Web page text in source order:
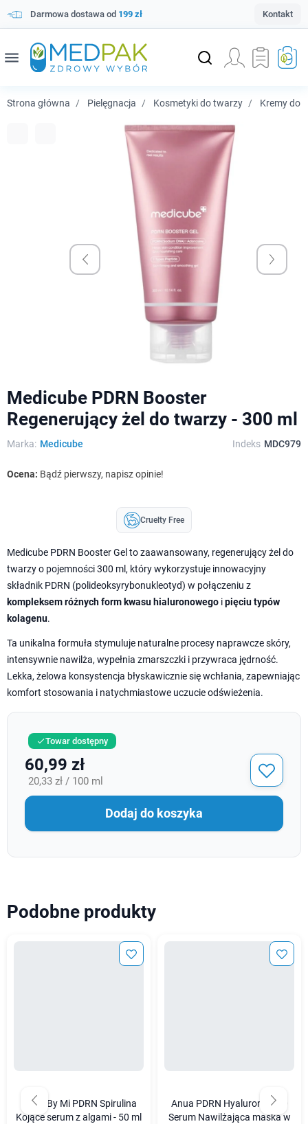
Darmowa dostawa od 199 zł Kontakt
menu
Strona główna Pielęgnacja Kosmetyki do twarzy Kremy do
Medicube PDRN Booster
Regenerujący żel do twarzy - 300 ml
Marka: Medicube Indeks MDC979
Ocena: Bądź pierwszy, napisz opinie!
Cruelty Free
Medicube PDRN Booster Gel to zaawansowany, regenerujący żel do
twarzy o pojemności 300 ml, który wykorzystuje innowacyjny
składnik PDRN (polideoksyrybonukleotyd) w połączeniu z
kompleksem różnych form kwasu hialuronowego ipięciu typów
kolagenu.
Ta unikalna formuła stymuluje naturalne procesy naprawcze skóry,
intensywnie nawilża, wypełnia zmarszczki i przywraca jędrność.
Lekka, żelowa konsystencja błyskawicznie się wchłania, zapewniając
komfort stosowania i natychmiastowe uczucie odświeżenia.
Towar dostępny
60,99 zł
20,33 zł / 100 ml
Dodaj do koszyka
Podobne produkty
Some By Mi PDRN Spirulina
Kojące serum z algami - 50 ml
Anua PDRN Hyaluronic 100
Serum Nawilżająca maska w